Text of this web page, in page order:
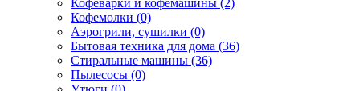
Кофемолки (0)
Аэрогрили, сушилки (0)
Бытовая техника для дома (36)
Стиральные машины (36)
Пылесосы (0)